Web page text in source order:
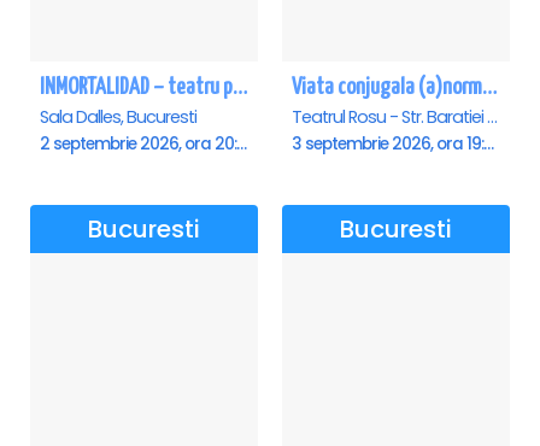
INMORTALIDAD – teatru poetic cu Magda Catone & Maxim Belciug
Sala Dalles, Bucuresti
2 septembrie 2026, ora 20:00
Viata conjugala (a)normala
Teatrul Rosu - Str. Baratiei 31, Bucuresti
3 septembrie 2026, ora 19:30
Bucuresti Bucuresti